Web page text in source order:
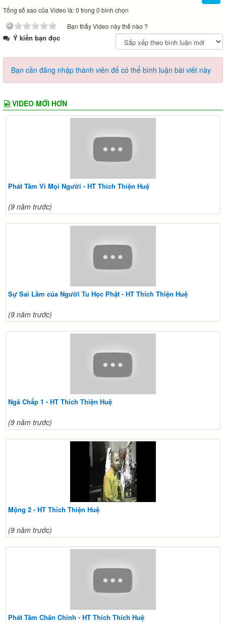
Tổng số sao của Video là: 0 trong 0 bình chọn
Bạn thấy Video này thế nào ?
Ý kiến bạn đọc
Bạn cần đăng nhập thành viên để có thể bình luận bài viết này
VIDEO MỚI HƠN
Phát Tâm Vì Mọi Người - HT Thích Thiện Huệ
(9 năm trước)
Sự Sai Lầm của Người Tu Học Phật - HT Thích Thiện Huệ
(9 năm trước)
Ngã Chấp 1 - HT Thích Thiện Huệ
(9 năm trước)
Mộng 2 - HT Thích Thiện Huệ
(9 năm trước)
Phát Tâm Chân Chính - HT Thích Thích Huệ